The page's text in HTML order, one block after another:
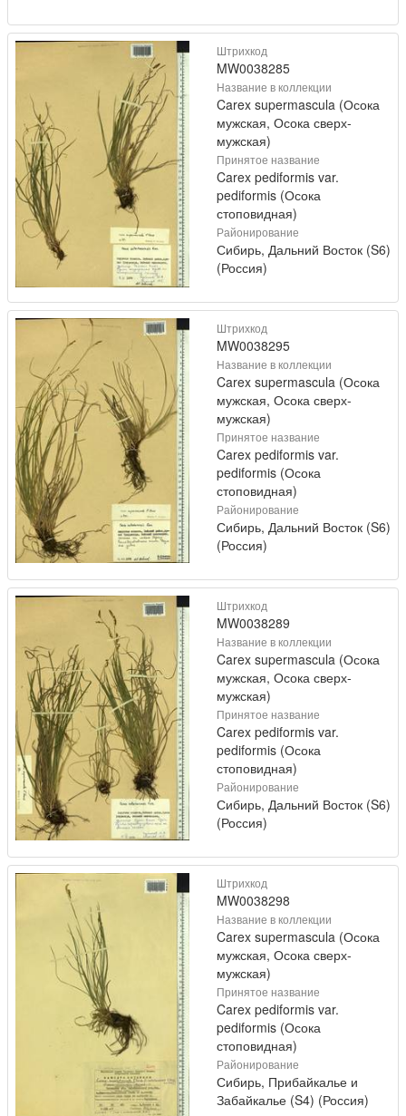
Штрихкод
MW0038285
Название в коллекции
Carex supermascula (Осока
мужская, Осока сверх-
мужская)
Принятое название
Carex pediformis var.
pediformis (Осока
стоповидная)
Районирование
Сибирь, Дальний Восток (S6)
(Россия)
Штрихкод
MW0038295
Название в коллекции
Carex supermascula (Осока
мужская, Осока сверх-
мужская)
Принятое название
Carex pediformis var.
pediformis (Осока
стоповидная)
Районирование
Сибирь, Дальний Восток (S6)
(Россия)
Штрихкод
MW0038289
Название в коллекции
Carex supermascula (Осока
мужская, Осока сверх-
мужская)
Принятое название
Carex pediformis var.
pediformis (Осока
стоповидная)
Районирование
Сибирь, Дальний Восток (S6)
(Россия)
Штрихкод
MW0038298
Название в коллекции
Carex supermascula (Осока
мужская, Осока сверх-
мужская)
Принятое название
Carex pediformis var.
pediformis (Осока
стоповидная)
Районирование
Сибирь, Прибайкалье и
Забайкалье (S4) (Россия)